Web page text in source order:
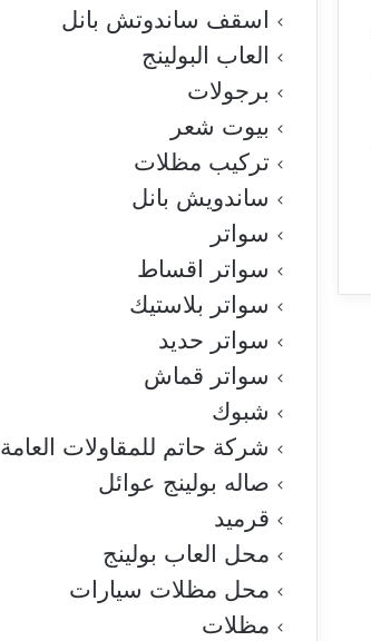
اسقف ساندوتش بانل
العاب البولينج
برجولات
بيوت شعر
تركيب مظلات
ساندويش بانل
سواتر
سواتر اقساط
سواتر بلاستيك
سواتر حديد
سواتر قماش
شبوك
شركة حاتم للمقاولات العامة
صاله بولينج عوائل
قرميد
محل العاب بولينج
محل مظلات سيارات
مظلات